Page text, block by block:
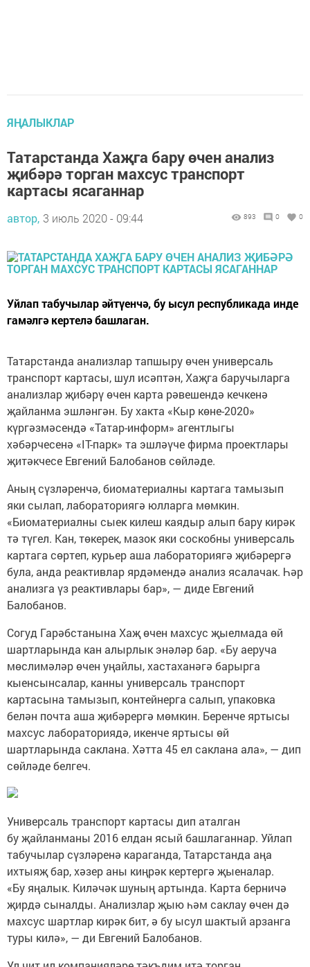
ЯҢАЛЫКЛАР
Татарстанда Хаҗга бару өчен анализ
җибәрә торган махсус транспорт
картасы ясаганнар
автор, 3 июль 2020 - 09:44 893 0 0
Уйлап табучылар әйтүенчә, бу ысул республикада инде
гамәлгә кертелә башлаган.
Татарстанда анализлар тапшыру өчен универсаль
транспорт картасы, шул исәптән, Хаҗга баручыларга
анализлар җибәрү өчен карта рәвешендә кечкенә
җайланма эшләнгән. Бу хакта «Кыр көне-2020»
күргәзмәсендә «Татар-информ» агентлыгы
хәбәрчесенә «IT-парк» та эшләүче фирма проектлары
җитәкчесе Евгений Балобанов сөйләде.
Аның сүзләренчә, биоматериалны картага тамызып
яки сылап, лабораториягә юлларга мөмкин.
«Биоматериалны сыек килеш каядыр алып бару кирәк
тә түгел. Кан, төкерек, мазок яки соскобны универсаль
картага сөртеп, курьер аша лабораториягә җибәрергә
була, анда реактивлар ярдәмендә анализ ясалачак. Һәр
анализга үз реактивлары бар», — диде Евгений
Балобанов.
Согуд Гарәбстанына Хаҗ өчен махсус җыелмада өй
шартларында кан алырлык энәләр бар. «Бу аеруча
мөслимәләр өчен уңайлы, хастаханәгә барырга
кыенсынсалар, канны универсаль транспорт
картасына тамызып, контейнерга салып, упаковка
белән почта аша җибәрергә мөмкин. Беренче яртысы
махсус лабораториядә, икенче яртысы өй
шартларында саклана. Хәтта 45 ел саклана ала», — дип
сөйләде белгеч.
Универсаль транспорт картасы дип аталган
бу җайланманы 2016 елдан ясый башлаганнар. Уйлап
табучылар сүзләренә караганда, Татарстанда аңа
ихтыяҗ бар, хәзер аны киңрәк кертергә җыеналар.
«Бу яңалык. Киләчәк шуның артында. Карта берничә
җирдә сыналды. Анализлар җыю һәм саклау өчен дә
махсус шартлар кирәк бит, ә бу ысул шактый арзанга
туры килә», — ди Евгений Балобанов.